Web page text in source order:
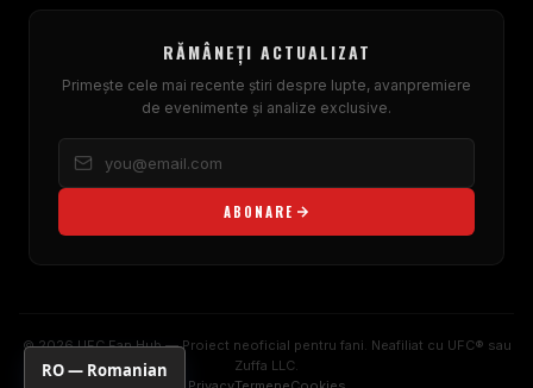
RĂMÂNEȚI ACTUALIZAT
Primește cele mai recente știri despre lupte, avanpremiere
de evenimente și analize exclusive.
ABONARE
© 2026 UFC Fan Hub — Proiect neoficial pentru fani. Neafiliat cu UFC® sau
Zuffa LLC.
RO — Romanian